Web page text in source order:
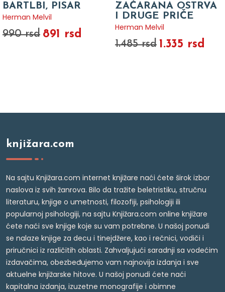
BARTLBI, PISAR
Herman Melvil
990 rsd 891 rsd
ZAČARANA OSTRVA
I DRUGE PRIČE
Herman Melvil
1.485 rsd 1.335 rsd
knjižara.com
Na sajtu Knjižara.com internet knjižare naći ćete širok izbor
naslova iz svih žanrova. Bilo da tražite beletristiku, stručnu
literaturu, knjige o umetnosti, filozofiji, psihologiji ili
popularnoj psihologiji, na sajtu Knjižara.com online knjižare
ćete naći sve knjige koje su vam potrebne. U našoj ponudi
se nalaze knjige za decu i tinejdžere, kao i rečnici, vodiči i
priručnici iz različitih oblasti. Zahvaljujući saradnji sa vodećim
izdavačima, obezbeđujemo vam najnovija izdanja i sve
aktuelne knjižarske hitove. U našoj ponudi ćete naći
kapitalna izdanja, izuzetne monografije i obimne